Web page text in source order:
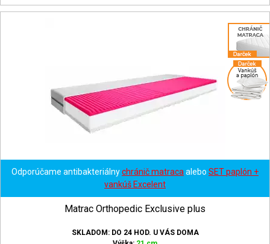
Odporúčame antibakteriálnychránič matraca alebo SET paplón +
vankúš Excelent
Matrac Orthopedic Exclusive plus
SKLADOM: DO 24 HOD. U VÁS DOMA